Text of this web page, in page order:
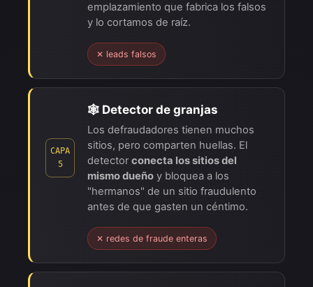
emplazamiento que fabrica los falsos
y lo cortamos de raíz.
✕ leads falsos
CAPA
5
🕸️ Detector de granjas
Los defraudadores tienen muchos
sitios, pero comparten huellas. El
detector conecta los sitios del
mismo dueño y bloquea a los
"hermanos" de un sitio fraudulento
antes de que gasten un céntimo.
✕ redes de fraude enteras